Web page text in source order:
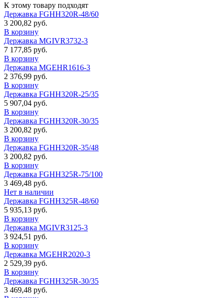
К этому товару подходят
Державка FGHH320R-48/60
3 200,82 руб.
В корзину
Державка MGIVR3732-3
7 177,85 руб.
В корзину
Державка MGEHR1616-3
2 376,99 руб.
В корзину
Державка FGHH320R-25/35
5 907,04 руб.
В корзину
Державка FGHH320R-30/35
3 200,82 руб.
В корзину
Державка FGHH320R-35/48
3 200,82 руб.
В корзину
Державка FGHH325R-75/100
3 469,48 руб.
Нет в наличии
Державка FGHH325R-48/60
5 935,13 руб.
В корзину
Державка MGIVR3125-3
3 924,51 руб.
В корзину
Державка MGEHR2020-3
2 529,39 руб.
В корзину
Державка FGHH325R-30/35
3 469,48 руб.